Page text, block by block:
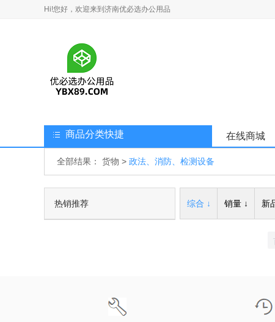
Hi!您好，欢迎来到济南优必选办公用品
商品分类快捷 在线商城
全部结果： 货物 > 政法、消防、检测设备
热销推荐 综合 ↓ 销量 ↓ 新